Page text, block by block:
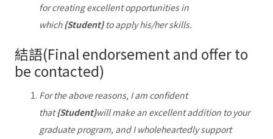
for creating excellent opportunities in
which{Student}to apply his/her skills.
結語(Final endorsement and offer to
be contacted)
For the above reasons, I am confident
that{Student}will make an excellent addition to your
graduate program, and I wholeheartedly support